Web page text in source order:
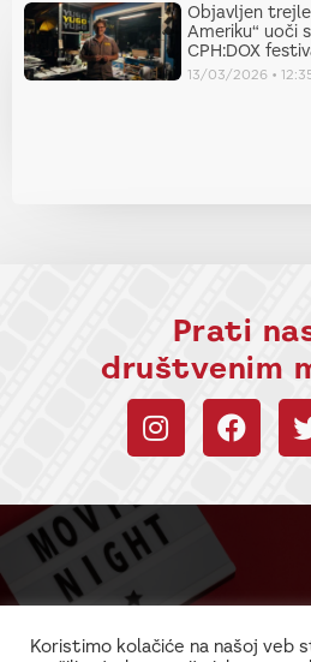
Objavljen
Ameriku“ uoči
CPH:DOX
13/03/2026
Prati
društvenim
informacijama!
Koristimo kolačiće na našoj veb